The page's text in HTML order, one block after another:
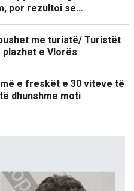
por rezultoi se…
me turistë/ Turistët
plazhet e Vlorës
e freskët e 30 viteve të
dhunshme moti